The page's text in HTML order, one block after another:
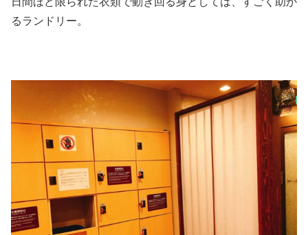
るランドリー。